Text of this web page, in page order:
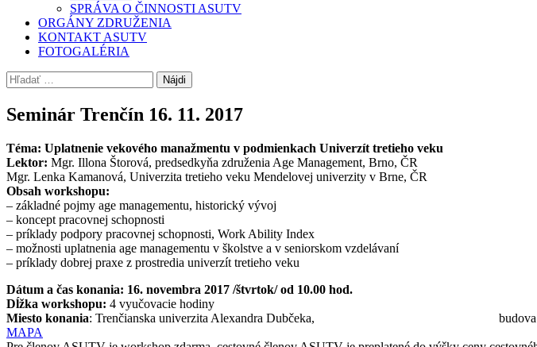
SPRÁVA O ČINNOSTI ASUTV
ORGÁNY ZDRUŽENIA
KONTAKT ASUTV
FOTOGALÉRIA
Hľadať:
Seminár Trenčín 16. 11. 2017
Téma: Uplatnenie vekového manažmentu v podmienkach Univerzít tretieho veku
Lektor: Mgr. Illona Štorová, predsedkyňa združenia Age Management, Brno, ČR
Mgr. Lenka Kamanová, Univerzita tretieho veku Mendelovej univerzity v Brne, ČR
Obsah workshopu:
– základné pojmy age managementu, historický vývoj
– koncept pracovnej schopnosti
– príklady podpory pracovnej schopnosti, Work Ability Index
– možnosti uplatnenia age managementu v školstve a v seniorskom vzdelávaní
– príklady dobrej praxe z prostredia univerzít tretieho veku
Dátum a čas konania: 16. novembra 2017 /štvrtok/ od 10.00 hod.
Dĺžka workshopu: 4 vyučovacie hodiny
Miesto konania: Trenčianska univerzita Alexandra Dubčeka, budova B,
MAPA